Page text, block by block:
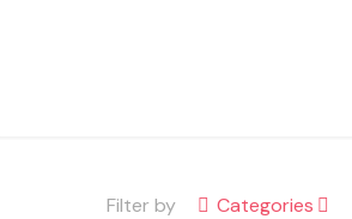
Filter by Categories